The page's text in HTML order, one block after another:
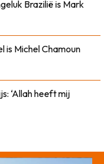
Brazilië is Mark
is Michel Chamoun
‘Allah heeft mij